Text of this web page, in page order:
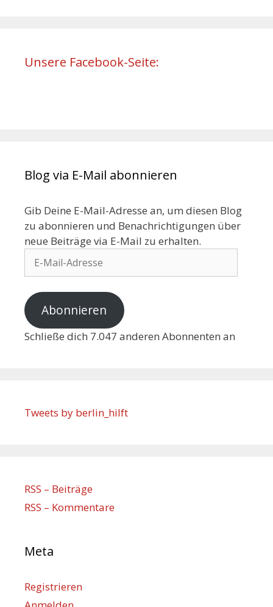
Unsere Facebook-Seite:
Blog via E-Mail abonnieren
Gib Deine E-Mail-Adresse an, um diesen Blog
zu abonnieren und Benachrichtigungen über
neue Beiträge via E-Mail zu erhalten.
Abonnieren
Schließe dich 7.047 anderen Abonnenten an
Tweets by berlin_hilft
RSS – Beiträge
RSS – Kommentare
Meta
Registrieren